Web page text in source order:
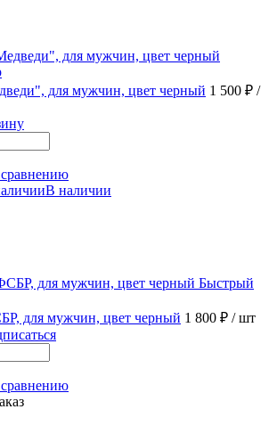
для мужчин, цвет черный 1 500 ₽ /
В наличии
Быстрый
для мужчин, цвет черный 1 800 ₽ / шт